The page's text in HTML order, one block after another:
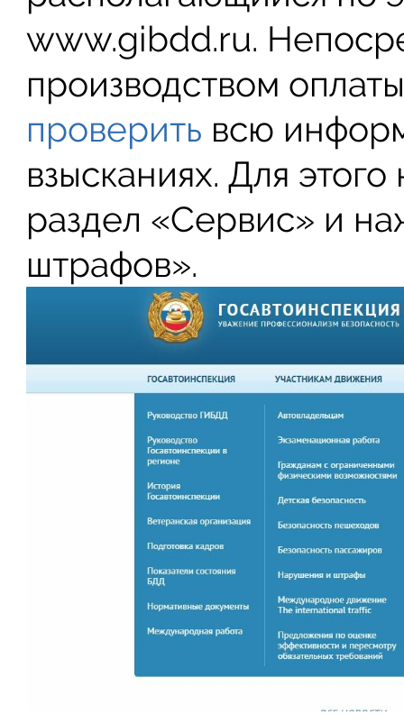
www.gibdd.ru.
производством
проверить всю
взысканиях. Для
раздел «Сервис» и
штрафов».